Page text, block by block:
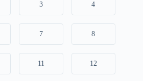
3 4
7 8
11 12